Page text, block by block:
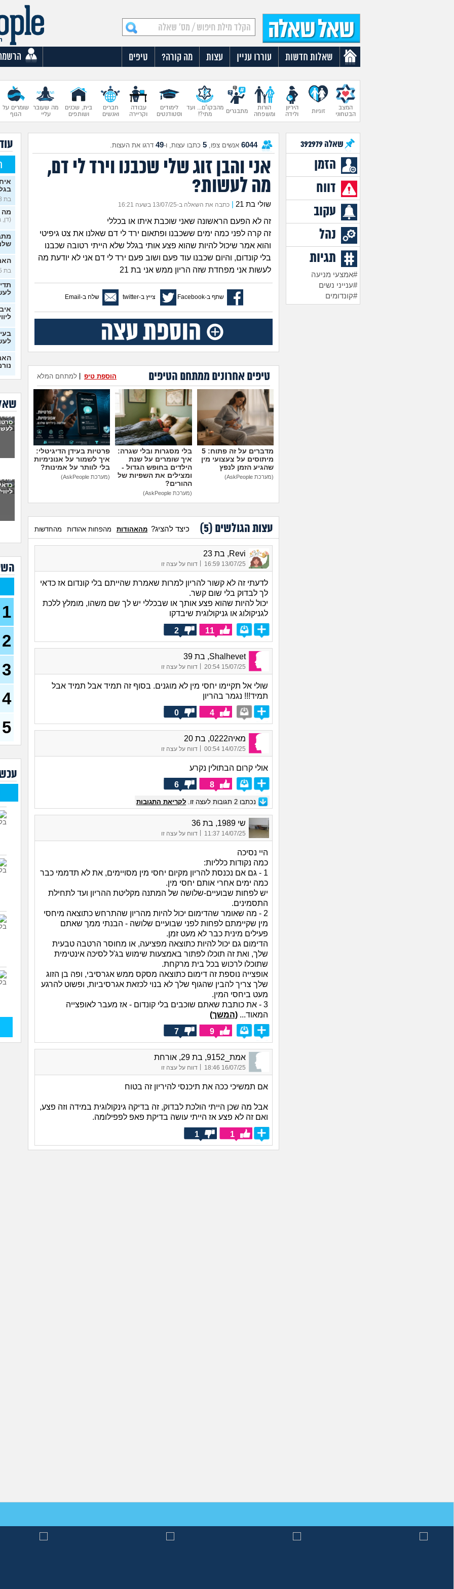
שאלות חדשות עוררו עניין עצות מה קורה? טיפים
המצב
הבטחוני
זוגיות
היריון
ולידה
הורות
ומשפחה
מתבגרים
מהבקו"ם... ועד
מתי?!
לימודים
וסטודנטים
עבודה
וקריירה
חברים
ואנשים
בית, שכנים
ושותפים
מה שעובר
עליי
שומרים על
הגוף
שאלה392979
הזמן
דווח
עקוב
נהל
תגיות
#אמצעי מניעה
#ענייני נשים
#קונדומים
6044 אנשים צפו, 5 כתבו עצות, ו-49 דרגו את העצות.
אני והבן זוג שלי שכבנו וירד לי דם,
מה לעשות?
שולי בת 21 כתבה את השאלה ב-13/07/25 בשעה 16:21
זה לא הפעם הראשונה שאני שוכבת איתו או בכללי
זה קרה לפני כמה ימים ששכבנו ופתאום ירד לי דם שאלנו את צט גיפיטי
והוא אמר שיכול להיות שהוא פצע אותי בגלל שלא הייתי רטובה שכבנו
בלי קונדום, והיום שכבנו עוד פעם ושוב פעם ירד לי דם אני לא יודעת מה
לעשות אני מפחדת שזה הריון ממש אני בת 21
שתף ב-Facebook צייץ ב-twitter שלח ב-Email
טיפים אחרונים ממתחם הטיפים למתחם המלא הוספת טיפ
מדברים על זה פתוח: 5
מיתוסים על צעצועי מין
שהגיע הזמן לנפץ
(מערכת AskPeople)
בלי מסגרות ובלי שגרה:
איך שומרים על שנת
הילדים בחופש הגדול -
ומצילים את השפיות של
ההורים?
(מערכת AskPeople)
פרטיות בעידן הדיגיטלי:
איך לשמור על אנונימיות
בלי לוותר על אמינות?
(מערכת AskPeople)
עצות הגולשים (5
) כיצד להציג? מהאהודות מהפחות אהודות מהחדשות
Revi, בת 23
13/07/25 16:59 דווח על עצה זו
לדעתי זה לא קשור להריון למרות שאמרת שהייתם בלי קונדום אז כדאי
לך לבדוק בלי שום קשר.
יכול להיות שהוא פצע אותך או שבכללי יש לך שם משהו, מומלץ ללכת
לגניקולוג או גניקולוגית שיבדקו
11
2
Shalhevet, בת 39
15/07/25 20:54
| דווח על עצה זו
שולי אל תקיימו יחסי מין לא מוגנים. בסוף זה תמיד אבל תמיד אבל
תמיד!!! נגמר בהריון
4
0
מאיה0222, בת 20
14/07/25 00:54 דווח על עצה זו
אולי קרום הבתולין נקרע
8
6
נכתבו 2 תגובות לעצה זו. לקריאת התגובות
שי 1989, בת 36
14/07/25 11:37 דווח על עצה זו
היי נסיכה
כמה נקודות כלליות:
1 - גם אם נכנסת להריון מקיום יחסי מין מסויימים, את לא תדממי כבר
כמה ימים אחרי אותם יחסי מין.
יש לפחות שבועיים-שלושה של המתנה מקליטת ההריון ועד לתחילת
התסמינים.
2 - מה שאומר שהדימום יכול להיות מהריון שהתרחש כתוצאה מיחסי
מין שקיימתם לפחות לפני שבועיים שלושה - הבנתי ממך שאתם
פעילים מינית כבר לא מעט זמן.
הדימום גם יכול להיות כתוצאה מפציעה, או מחוסר הרטבה טבעית
שלך, ואת זה תוכלו לפתור באמצעות שימוש בג'ל לסיכה אינטימית
שתוכלו לרכוש בכל בית מרקחת.
אופצייה נוספת זה דימום כתוצאה מסקס ממש אגרסיבי, ופה בן הזוג
שלך צריך להבין שהגוף שלך לא בנוי לכזאת אגרסיביות, ופשוט להרגע
מעט ביחסי המין.
3 - את כותבת שאתם שוכבים בלי קונדום - אז מעבר לאופצייה
המאוד... (המשך)
9
7
אמת_9152, בת 29, אורחת
16/07/25 18:46 דווח על עצה זו
אם תמשיכי ככה את תיכנסי להיריון זה בטוח
אבל מה שכן הייתי הולכת לבדוק, זה בדיקה גינקולוגית במידה וזה פצע,
ואם זה לא פצע אז הייתי עושה בדיקת פאפ לפפילומה.
1
1
בת 18)
מה
(דן, בן
בת 25)
ליווי
6
לא
מה
30)
עם
אח
1
2
3
4
5